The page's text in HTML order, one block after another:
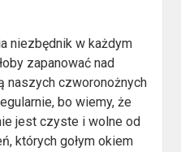
niezbędnik w każdym
zapanować nad
naszych czworonożnych
bo wiemy, że
jest czyste i wolne od
których gołym okiem